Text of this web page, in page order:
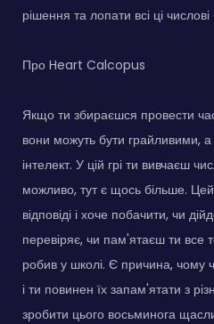
рішення та лопати всі ці
Про Heart Calcopus
Якщо ти збираєшся провести
вони можуть бути грайливими, а
інтелект. У цій грі ти вивчаєш
можливо, тут є щось більше. Цей
відповіді і хоче побачити, чи
перевіряє, чи пам'ятаєш ти все
робив у школі. Є причина,
і ти повинен їх запам'ятати з
зробити цього восьминога